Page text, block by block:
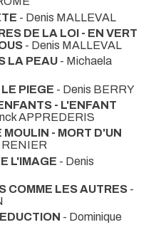
- Denis MALLEVAL
DE LA LOI - EN VERT
- Denis MALLEVAL
LA PEAU - Michaela
PIEGE - Denis BERRY
- L'ENFANT
APPREDERIS
MOULIN - MORT D'UN
RENIER
L'IMAGE - Denis
COMME LES AUTRES -
- Dominique